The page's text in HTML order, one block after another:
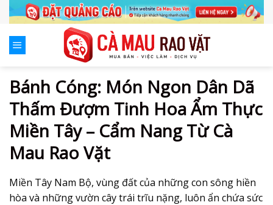
Skip
to
content
Bánh Cóng: Món Ngon Dân Dã
Thấm Đượm Tinh Hoa Ẩm Thực
Miền Tây – Cẩm Nang Từ Cà
Mau Rao Vặt
Miền Tây Nam Bộ, vùng đất của những con sông hiền
hòa và những vườn cây trái trĩu nặng, luôn ẩn chứa sức